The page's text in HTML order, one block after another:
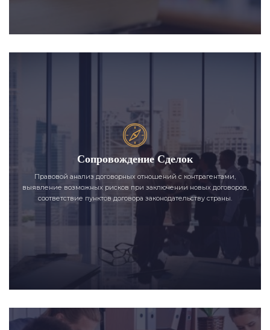
Сопровождение Сделок
Правовой анализ договорных отношений с контрагентами,
выявление возможных рисков при заключении новых договоров,
соответствие пунктов договора законодательству страны.